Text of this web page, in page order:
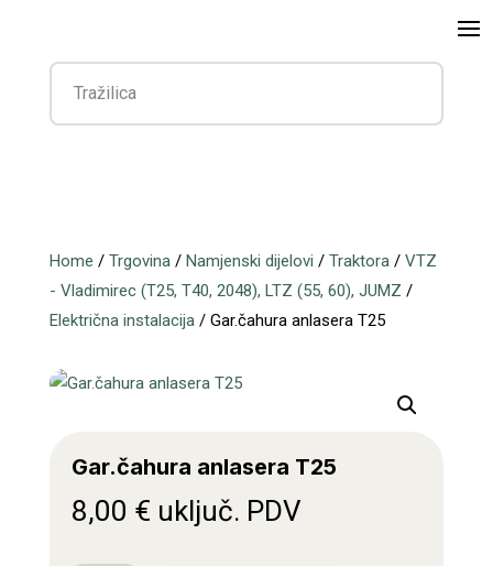
Home / Trgovina/ Namjenski dijelovi / Traktora/ VTZ
- Vladimirec (T25, T40, 2048), LTZ (55, 60), JUMZ /
Električna instalacija/ Gar.čahura anlasera T25
Gar.čahura anlasera T25
8,00 € uključ. PDV